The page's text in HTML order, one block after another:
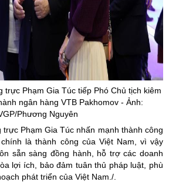
trực Phạm Gia Túc tiếp Phó Chủ tịch kiêm
ngân hàng VTB Pakhomov- Ảnh:
Phương Nguyên
Phạm Gia Túc nhấn mạnh thành công
là thành công của Việt Nam, vì vậy
sẵn sàng đồng hành, hỗ trợ các doanh
lợi ích, bảo đảm tuân thủ pháp luật, phù
phát triển của Việt Nam./.